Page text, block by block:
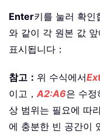
Enter키를 눌러 확인
와 같이 각 원본 값
표시됩니다：
참고： 위 수식에서
이고， A2:A6은 수정
상 범위는 필요에 따
에 충분한 빈 공간이